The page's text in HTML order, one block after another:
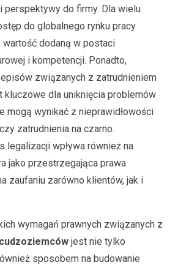
perspektywy do firmy. Dla wielu
do globalnego rynku pracy
wartość dodaną w postaci
i kompetencji. Ponadto,
związanych z zatrudnieniem
dla uniknięcia problemów
mogą wynikać z nieprawidłowości
zatrudnienia na czarno.
legalizacji wpływa również na
jako przestrzegająca prawa
zaufaniu zarówno klientów, jak i
wymagań prawnych związanych z
jest nie tylko
sposobem na budowanie